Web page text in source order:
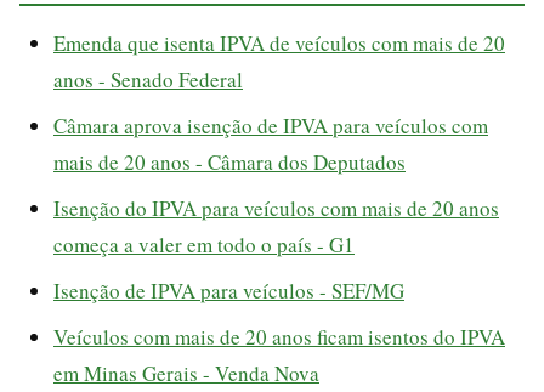
Emenda que isenta IPVA de veículos com mais de 20
anos - Senado Federal
Câmara aprova isenção de IPVA para veículos com
mais de 20 anos - Câmara dos Deputados
Isenção do IPVA para veículos com mais de 20 anos
começa a valer em todo o país - G1
Isenção de IPVA para veículos - SEF/MG
Veículos com mais de 20 anos ficam isentos do IPVA
em Minas Gerais - Venda Nova